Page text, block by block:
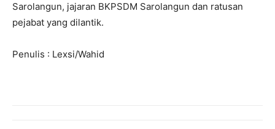
Sarolangun, jajaran BKPSDM Sarolangun dan ratusan
pejabat yang dilantik.
Penulis : Lexsi/Wahid